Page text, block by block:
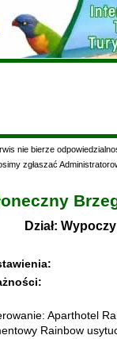
nie bierze
zgłaszać
Dział:
Aparthotel
Rainbow